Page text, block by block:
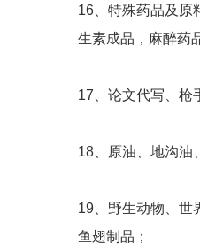
16、特殊药品及原
生素成品，麻醉药
17、论文代写、枪
18、原油、地沟油
19、野生动物、世
鱼翅制品；